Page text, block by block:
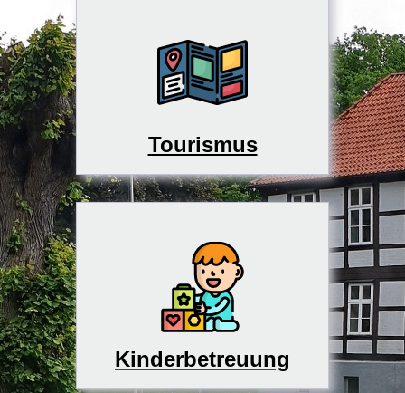
Tourismus
Kinderbetreuung